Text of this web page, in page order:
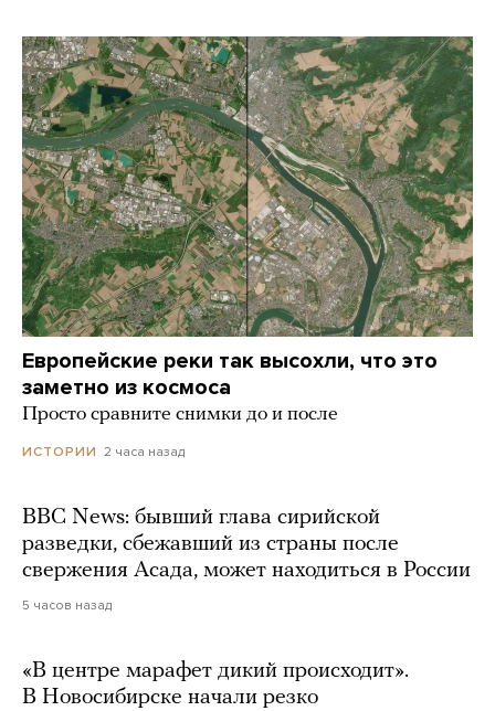
Европейские реки так высохли, что это
заметно из космоса
Просто сравните снимки до и после
ИСТОРИИ 2 часа назад
BBC News: бывший глава сирийской
разведки, сбежавший из страны после
свержения Асада, может находиться в России
5 часов назад
«В центре марафет дикий происходит».
В Новосибирске начали резко